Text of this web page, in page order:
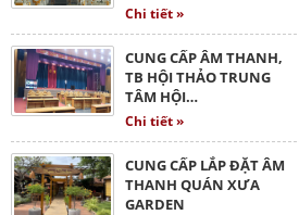
Chi tiết »
CUNG CẤP ÂM THANH,
TB HỘI THẢO TRUNG
TÂM HỘI…
Chi tiết »
CUNG CẤP LẮP ĐẶT ÂM
THANH QUÁN XƯA
GARDEN